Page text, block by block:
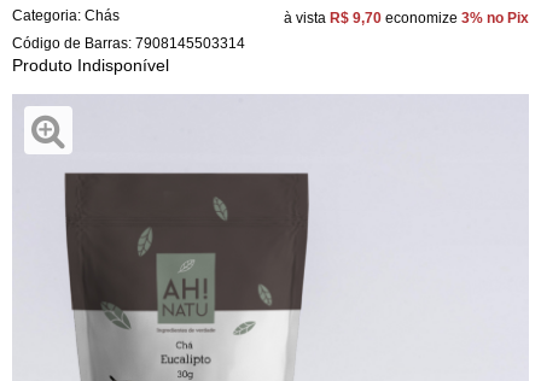
Categoria: Chás
Código de Barras: 7908145503314
Produto Indisponível
à vista R$ 9,70 economize 3% no Pix